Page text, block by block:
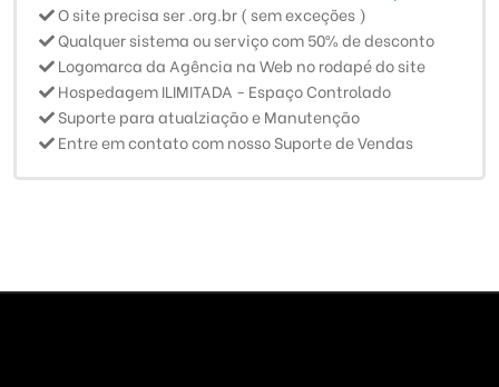
O site precisa ser .org.br ( sem exceções )
Qualquer sistema ou serviço com 50% de desconto
Logomarca da Agência na Web no rodapé do site
Hospedagem ILIMITADA - Espaço Controlado
Suporte para atualziação e Manutenção
Entre em contato com nosso Suporte de Vendas